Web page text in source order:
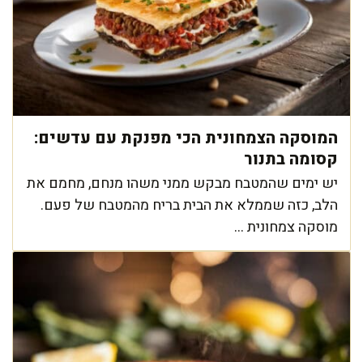
המוסקה הצמחונית הכי מפנקת עם עדשים:
קסומה בתנור
יש ימים שהמטבח מבקש ממני משהו מנחם, מחמם את
הלב, כזה שממלא את הבית בריח מהמטבח של פעם.
מוסקה צמחונית ...